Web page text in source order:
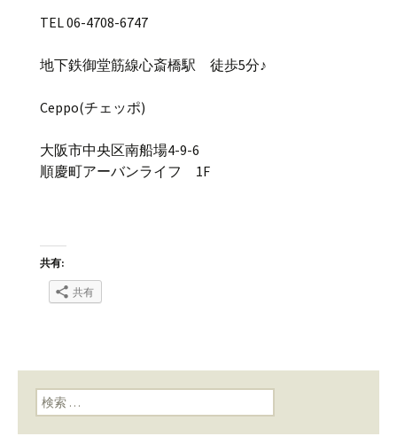
TEL 06-4708-6747
地下鉄御堂筋線心斎橋駅 徒歩5分♪
Ceppo(チェッポ)
大阪市中央区南船場4-9-6
順慶町アーバンライフ 1F
共有:
共有
検索: